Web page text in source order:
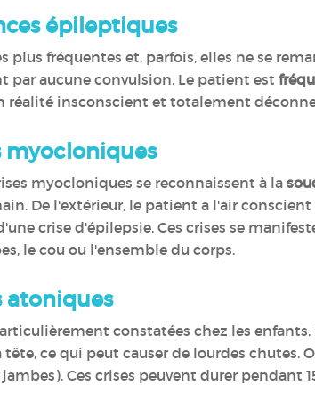
épileptiques
plus fréquentes et, parfois, elles ne se
par aucune convulsion. Le patient est
réalité insconscient et totalement
myocloniques
myocloniques se reconnaissent à la
De l'extérieur, le patient a l'air
crise d'épilepsie. Ces crises se
le cou ou l'ensemble du corps.
atoniques
constatées chez les
tête, ce qui peut causer de lourdes chutes.
Ces crises peuvent durer pendant